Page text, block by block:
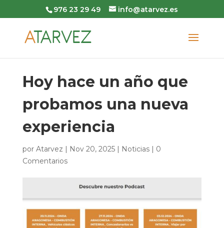
976 23 29 49 info@atarvez.es
Hoy hace un año que
probamos una nueva
experiencia
por Atarvez | Nov 20, 2025| Noticias| 0
Comentarios